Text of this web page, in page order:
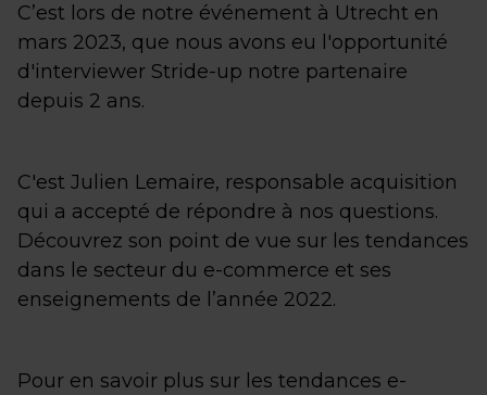
C’est lors de notre événement à Utrecht en
mars 2023, que nous avons eu l'opportunité
d'interviewer Stride-up notre partenaire
depuis 2 ans.
C'est Julien Lemaire, responsable acquisition
qui a accepté de répondre à nos questions.
Découvrez son point de vue sur les tendances
dans le secteur du e-commerce et ses
enseignements de l’année 2022.
Pour en savoir plus sur les tendances e-